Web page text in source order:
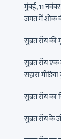
मुंबई, 11
जगत में शोक
सुब्रत रॉय
सुब्रत रॉय
सहारा
सुब्रत रॉय
सुब्रत रॉय के